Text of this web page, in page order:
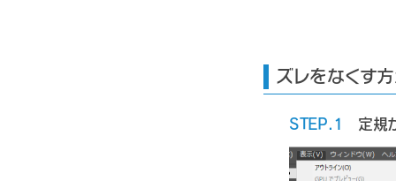
ズレをなくす
STEP.1 定規